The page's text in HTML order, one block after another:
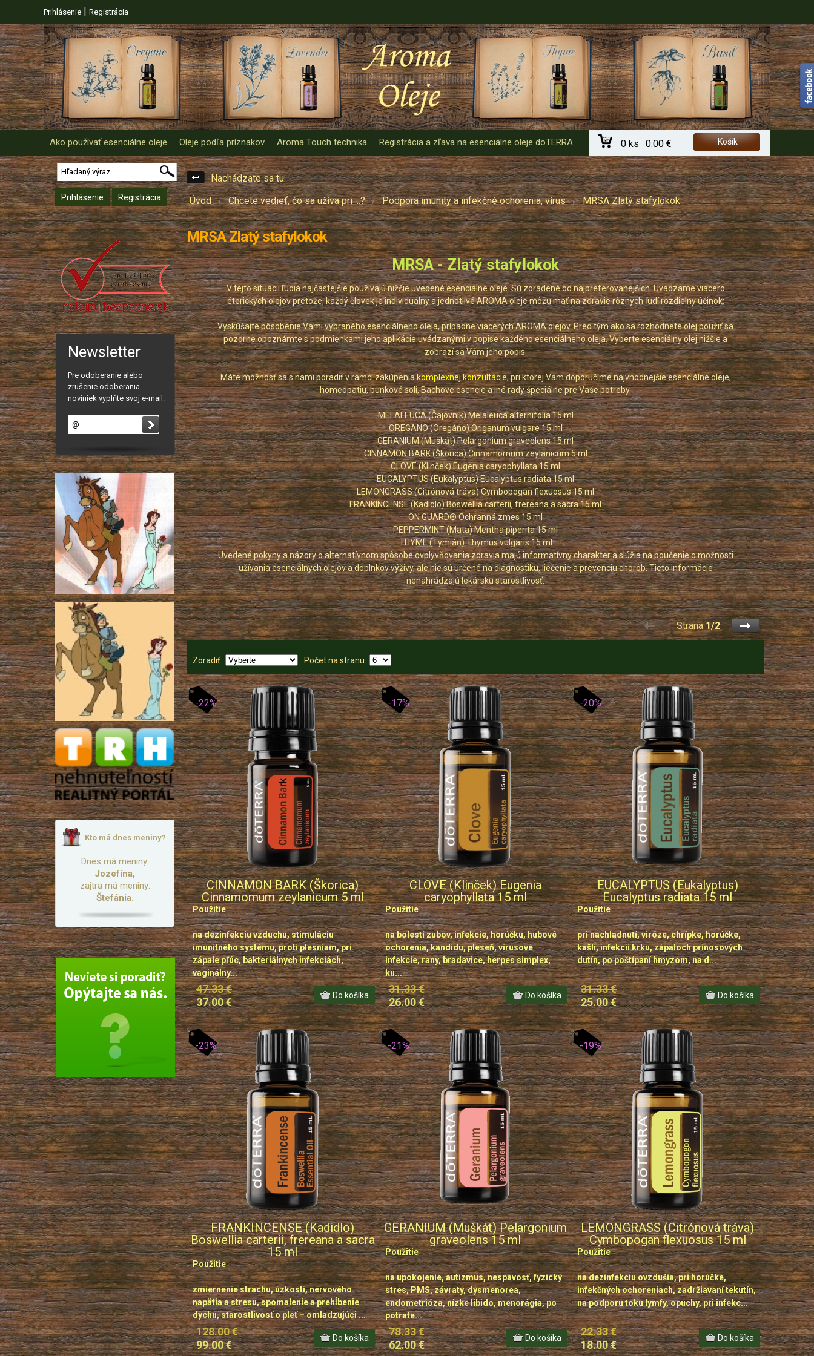
Prihlásenie | Registrácia
Ako používať esenciálne oleje Oleje podľa príznakov Aroma Touch technika Registrácia a zľava na esenciálne oleje doTERRA 0 ks 0.00 € Košík
Prihlásenie Registrácia
Newsletter
Pre odoberanie alebo
zrušenie odoberania
noviniek vyplňte svoj e-mail:
Kto má dnes meniny?
Dnes má meniny:
Jozefína,
zajtra má meniny:
Štefánia.
Nachádzate sa tu:
Úvod
Chcete vedieť, čo sa užíva pri ...? Podpora imunity a infekčné ochorenia, vírus MRSA Zlatý stafylokok
MRSA Zlatý stafylokok
MRSA - Zlatý stafylokok
V tejto situácii ľudia najčastejšie používajú nižšie uvedené esenciálne oleje. Sú zoradené od najpreferovanejších. Uvádzame viacero
éterických olejov pretože, každý človek je individuálny a jednotlivé AROMA oleje môžu mať na zdravie rôznych ľudí rozdielny účinok:
Vyskúšajte pôsobenie Vami vybraného esenciálneho oleja, prípadne viacerých AROMA olejov. Pred tým ako sa rozhodnete olej použiť sa
pozorne oboznámte s podmienkami jeho aplikácie uvádzanými v popise každého esenciálneho oleja. Vyberte esenciálny olej nižšie a
zobrazí sa Vám jeho popis.
Máte možnosť sa s nami poradiť v rámci zakúpeniakomplexnej konzultácie, pri ktorej Vám doporučíme najvhodnejšie esenciálne oleje,
homeopatiu, bunkové soli, Bachove esencie a iné rady špeciálne pre Vaše potreby.
MELALEUCA (Čajovník) Melaleuca alternifolia 15 ml
OREGANO (Oregáno) Origanum vulgare 15 ml
GERANIUM (Muškát) Pelargonium graveolens 15 ml
CINNAMON BARK (Škorica) Cinnamomum zeylanicum 5 ml
CLOVE (Klinček) Eugenia caryophyllata 15 ml
EUCALYPTUS (Eukalyptus) Eucalyptus radiata 15 ml
LEMONGRASS (Citrónová tráva) Cymbopogan flexuosus 15 ml
FRANKINCENSE (Kadidlo) Boswellia carterii, frereana a sacra 15 ml
ON GUARD® Ochranná zmes 15 ml
PEPPERMINT (Mäta) Mentha piperita 15 ml
THYME (Tymián) Thymus vulgaris 15 ml
Uvedené pokyny a názory o alternatívnom spôsobe ovplyvňovania zdravia majú informatívny charakter a slúžia na poučenie o možnosti
užívania esenciálnych olejov a doplnkov výživy, ale nie sú určené na diagnostiku, liečenie a prevenciu chorôb. Tieto informácie
nenahrádzajú lekársku starostlivosť.
Strana1/2
Zoradiť: Počet na stranu:
-22%
CINNAMON BARK (Škorica)
Cinnamomum zeylanicum 5 ml
Použitie
na dezinfekciu vzduchu, stimuláciu
imunitného systému, proti plesniam, pri
zápale pľúc, bakteriálnych infekciách,
vaginálny...
47.33 €
37.00 €
-17%
CLOVE (Klinček) Eugenia
caryophyllata 15 ml
Použitie
na bolesti zubov, infekcie, horúčku, hubové
ochorenia, kandidu, pleseň, vírusové
infekcie, rany, bradavice, herpes simplex,
ku...
31.33 €
26.00 €
-20%
EUCALYPTUS (Eukalyptus)
Eucalyptus radiata 15 ml
Použitie
pri nachladnutí, viróze, chrípke, horúčke,
kašli, infekcií krku, zápaloch prínosových
dutín, po poštípaní hmyzom, na d...
31.33 €
25.00 €
-23%
FRANKINCENSE (Kadidlo)
Boswellia carterii, frereana a sacra
15 ml
Použitie
zmiernenie strachu, úzkosti, nervového
napätia a stresu, spomalenie a prehĺbenie
dychu, starostlivosť o pleť – omladzujúci ...
128.00 €
99.00 €
-21%
GERANIUM (Muškát) Pelargonium
graveolens 15 ml
Použitie
na upokojenie, autizmus, nespavosť, fyzický
stres, PMS, závraty, dysmenorea,
endometrióza, nízke libido, menorágia, po
potrate...
78.33 €
62.00 €
-19%
LEMONGRASS (Citrónová tráva)
Cymbopogan flexuosus 15 ml
Použitie
na dezinfekciu ovzdušia, pri horúčke,
infekčných ochoreniach, zadržiavaní tekutín,
na podporu toku lymfy, opuchy, pri infekc...
22.33 €
18.00 €